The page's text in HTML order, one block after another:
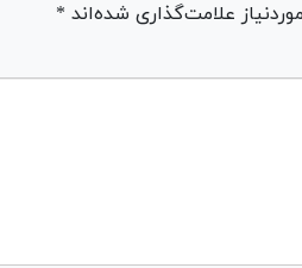
علامت‌گذاری شده‌اند *